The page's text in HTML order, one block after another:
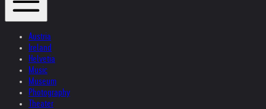
Austria
Ireland
Helvetia
Music
Museum
Photography
Theater